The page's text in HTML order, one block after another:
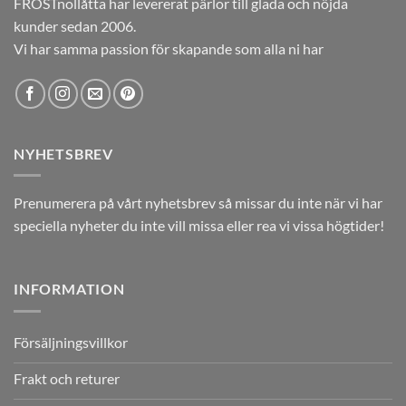
kunder sedan 2006.
Vi har samma passion för skapande som alla ni har
NYHETSBREV
Prenumerera på vårt nyhetsbrev så missar du inte när vi har
speciella nyheter du inte vill missa eller rea vi vissa högtider!
INFORMATION
Försäljningsvillkor
Frakt och returer